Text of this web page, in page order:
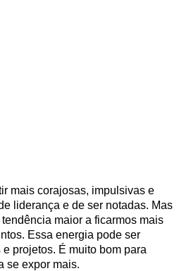
mais corajosas, impulsivas e
liderança e de ser notadas. Mas
maior a ficarmos mais
Essa energia pode ser
projetos. É muito bom para
se expor mais.